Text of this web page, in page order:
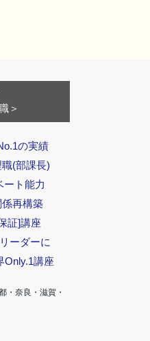
＞
の実績
(部課長)
ート能力
再構築
証]講座
ーダーに
Only.1講座
・奈良・滋賀・